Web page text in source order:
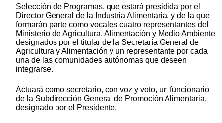
Selección de Programas, que estará presidida por el
Director General de la Industria Alimentaria, y de la que
formarán parte como vocales cuatro representantes del
Ministerio de Agricultura, Alimentación y Medio Ambiente
designados por el titular de la Secretaría General de
Agricultura y Alimentación y un representante por cada
una de las comunidades autónomas que deseen
integrarse.
Actuará como secretario, con voz y voto, un funcionario
de la Subdirección General de Promoción Alimentaria,
designado por el Presidente.